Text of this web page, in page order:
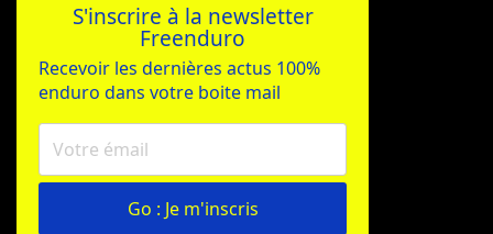
S'inscrire à la newsletter
Freenduro
Recevoir les dernières actus 100%
enduro dans votre boite mail
Go : Je m'inscris